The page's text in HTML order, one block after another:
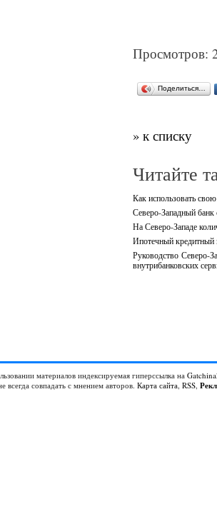
Просмотров:
Поделиться…
» к списку
Читайте
Как использовать
Северо-Западный банк
На Северо-Западе
Ипотечный кредитный
Руководство Северо-
внутрибанковских
материалов индексируемая гиперссылка на
совпадать с мнением авторов. Карта сайта, RSS,